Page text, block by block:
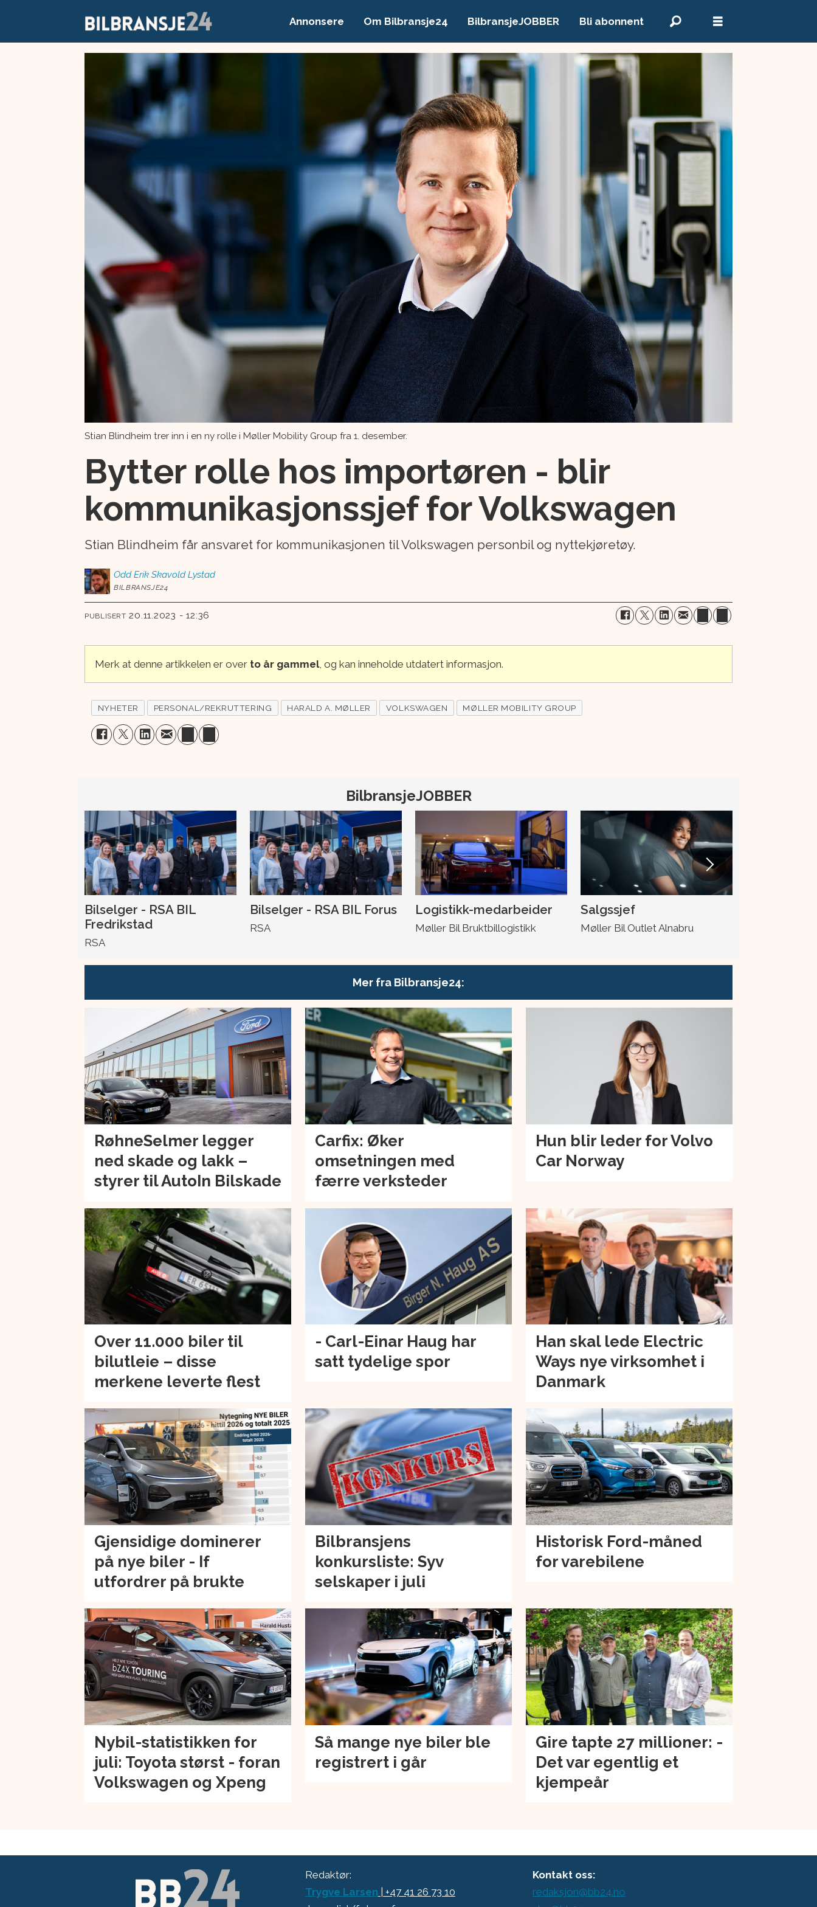
Annonsere Om Bilbransje24 BilbransjeJOBBER Bli abonnent
Stian Blindheim trer inn i en ny rolle i Møller Mobility Group fra 1. desember.
Bytter rolle hos importøren - blir
kommunikasjonssjef for Volkswagen
Stian Blindheim får ansvaret for kommunikasjonen til Volkswagen personbil og nyttekjøretøy.
Odd Erik Skavold Lystad
BILBRANSJE24
PUBLISERT 20.11.2023 - 12:36
Merk at denne artikkelen er over to år gammel, og kan inneholde utdatert informasjon.
NYHETER PERSONAL/REKRUTTERING HARALD A. MØLLER VOLKSWAGEN MØLLER MOBILITY GROUP
BilbransjeJOBBER
Bilselger - RSA BIL
Fredrikstad
RSA
Bilselger - RSA BIL Forus
RSA
Logistikk-medarbeider
Møller Bil Bruktbillogistikk
Salgssjef
Møller Bil Outlet Alnabru
Mer fra Bilbransje24:
RøhneSelmer legger
ned skade og lakk –
styrer til AutoIn Bilskade
Carfix: Øker
omsetningen med
færre verksteder
Hun blir leder for Volvo
Car Norway
Over 11.000 biler til
bilutleie – disse
merkene leverte flest
- Carl-Einar Haug har
satt tydelige spor
Han skal lede Electric
Ways nye virksomhet i
Danmark
Gjensidige dominerer
på nye biler - If
utfordrer på brukte
Bilbransjens
konkursliste: Syv
selskaper i juli
Historisk Ford-måned
for varebilene
Nybil-statistikken for
juli: Toyota størst - foran
Volkswagen og Xpeng
Så mange nye biler ble
registrert i går
Gire tapte 27 millioner: -
Det var egentlig et
kjempeår
Redaktør:
Trygve Larsen | +47 41 26 73 10
Kontakt oss:
redaksjon@bb24.no